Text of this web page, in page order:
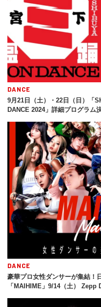
DANCE
9月21日（土）・22日（日）「
DANCE 2024」詳細プログラム
DANCE
豪華プロ女性ダンサーが集結！
「MAIHIME」9/14（土） Zepp